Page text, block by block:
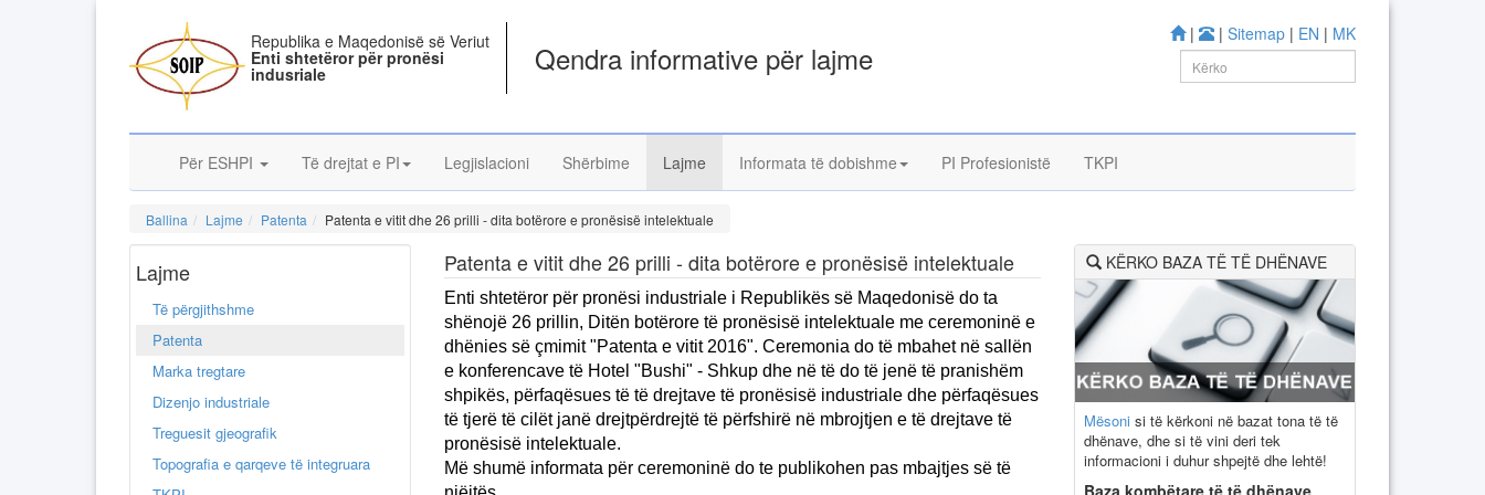
| | Sitemap | EN | MK
Republika e Maqedonisë së Veriut
Enti shtetëror për pronësi
indusriale Qendra informative për lajme
Për ESHPI Të drejtat e PI Legjislacioni Shërbime Lajme Informata të dobishme PI Profesionistë TKPI
Ballina Lajme Patenta Patenta e vitit dhe 26 prilli - dita botërore e pronësisë intelektuale
Lajme
Të përgjithshme
Patenta
Marka tregtare
Dizenjo industriale
Treguesit gjeografik
Topografia e qarqeve të integruara
Patenta e vitit dhe 26 prilli - dita botërore e pronësisë intelektuale
Enti shtetëror për pronësi industriale i Republikës së Maqedonisë do ta
shënojë 26 prillin, Ditën botërore të pronësisë intelektuale me ceremoninë e
dhënies së çmimit "Patenta e vitit 2016". Ceremonia do të mbahet në sallën
e konferencave të Hotel "Bushi" - Shkup dhe në të do të jenë të pranishëm
shpikës, përfaqësues të të drejtave të pronësisë industriale dhe përfaqësues
të tjerë të cilët janë drejtpërdrejtë të përfshirë në mbrojtjen e të drejtave të
pronësisë intelektuale.
Më shumë informata për ceremoninë do te publikohen pas mbajtjes së të
KËRKO BAZA TË TË DHËNAVE
Mësoni si të kërkoni në bazat tona të të
dhënave, dhe si të vini deri tek
informacioni i duhur shpejtë dhe lehtë!
Baza kombëtare të të dhënave